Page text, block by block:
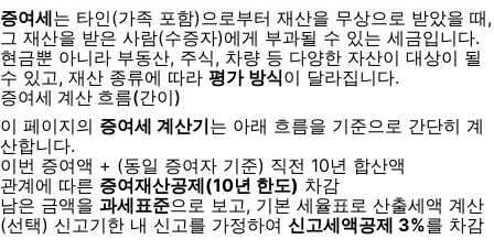
증여세는 타인(가족 포함)으로부터 재산을 무상으로 받았을 때,
그 재산을 받은 사람(수증자)에게 부과될 수 있는 세금입니다.
현금뿐 아니라 부동산, 주식, 차량 등 다양한 자산이 대상이 될
수 있고, 재산 종류에 따라 평가 방식이 달라집니다.
증여세 계산 흐름(간이)
이 페이지의 증여세 계산기는 아래 흐름을 기준으로 간단히 계
산합니다.
이번 증여액 + (동일 증여자 기준) 직전 10년 합산액
관계에 따른 증여재산공제(10년 한도) 차감
남은 금액을 과세표준으로 보고, 기본 세율표로 산출세액 계산
(선택) 신고기한 내 신고를 가정하여 신고세액공제 3%를 차감